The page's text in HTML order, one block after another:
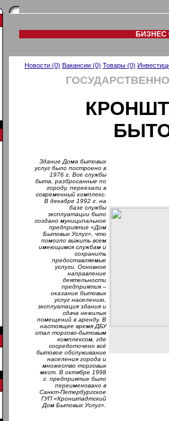
БИЗНЕС
Новости (0) Вакансии (0) Товары (0)
Здание Дома бытовых
услуг было построено в
1976 г. Все службы
быта, разбросанные по
городу, переехали в
современный комплекс.
В декабре 1992 г. на
базе службы
эксплуатации было
создано муниципальное
предприятие «Дом
Бытовых Услуг», что
помогло выжить всем
имеющимся службам и
сохранить
предоставляемые
услуги. Основное
направление
деятельности
предприятия –
оказание бытовых
услуг населению,
эксплуатация здания и
сдача нежилых
помещений в аренду. В
настоящее время ДБУ
стал торгово-бытовым
комплексом, где
сосредоточено всё
бытовое обслуживание
населения города и
множество торговых
мест. В октябре 1998
г. предприятие было
переименовано в
Санкт-Петербургское
ГУП «Кронштадтский
Дом Бытовых Услуг».